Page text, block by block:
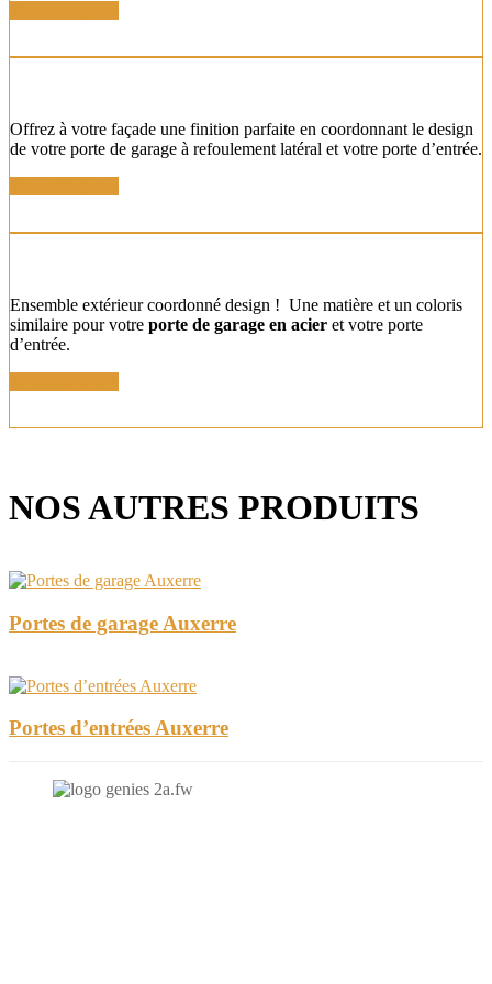
Offrez à votre façade une finition parfaite en coordonnant le design
de votre porte de garage à refoulement latéral et votre porte d’entrée.
Ensemble extérieur coordonné design ! Une matière et un coloris
similaire pour votre porte de garage en acier et votre porte
d’entrée.
NOS AUTRES PRODUITS
Portes de garage Auxerre
Portes d’entrées Auxerre